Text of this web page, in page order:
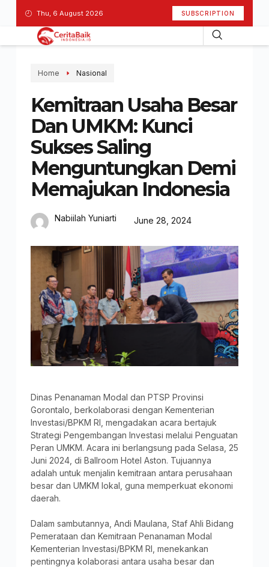
Thu, 6 August 2026 SUBSCRIPTION
Home Nasional
Kemitraan Usaha Besar
Dan UMKM: Kunci
Sukses Saling
Menguntungkan Demi
Memajukan Indonesia
Nabiilah Yuniarti June 28, 2024
Dinas Penanaman Modal dan PTSP Provinsi
Gorontalo, berkolaborasi dengan Kementerian
Investasi/BPKM RI, mengadakan acara bertajuk
Strategi Pengembangan Investasi melalui Penguatan
Peran UMKM. Acara ini berlangsung pada Selasa, 25
Juni 2024, di Ballroom Hotel Aston. Tujuannya
adalah untuk menjalin kemitraan antara perusahaan
besar dan UMKM lokal, guna memperkuat ekonomi
daerah.
Dalam sambutannya, Andi Maulana, Staf Ahli Bidang
Pemerataan dan Kemitraan Penanaman Modal
Kementerian Investasi/BPKM RI, menekankan
pentingnya kolaborasi antara usaha besar dan